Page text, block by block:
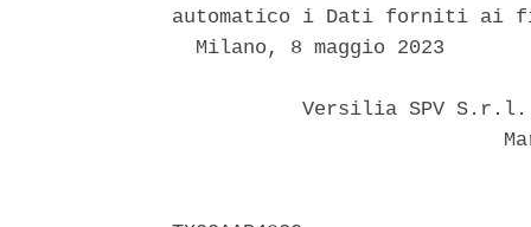
automatico i Dati forniti
  Milano, 8 maggio 2023
Versilia SPV